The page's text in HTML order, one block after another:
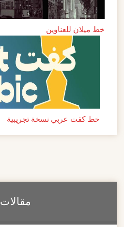
خط ميلان للعناوين
خط كفت عربي نسخة تجريبية
مقالات